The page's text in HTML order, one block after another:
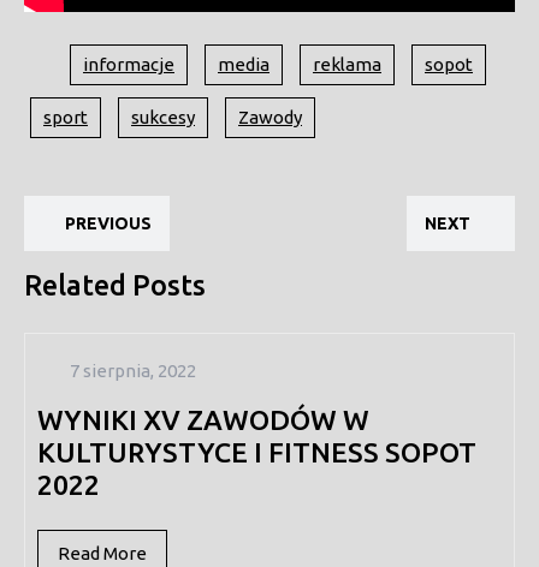
informacje media reklama sopot
sport sukcesy Zawody
wpisu
PREVIOUS NEXT
Related Posts
7 sierpnia, 20227
2022
WYNIKI XV ZAWODÓW W
KULTURYSTYCE I FITNESS SOPOT
2022
Read More